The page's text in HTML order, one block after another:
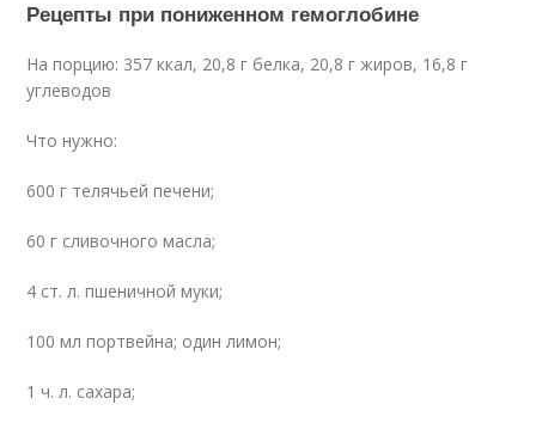
Рецепты при пониженном гемоглобине
На порцию: 357 ккал, 20,8 г белка, 20,8 г жиров, 16,8 г
углеводов
Что нужно:
600 г телячьей печени;
60 г сливочного масла;
4 ст. л. пшеничной муки;
100 мл портвейна; один лимон;
1 ч. л. сахара;